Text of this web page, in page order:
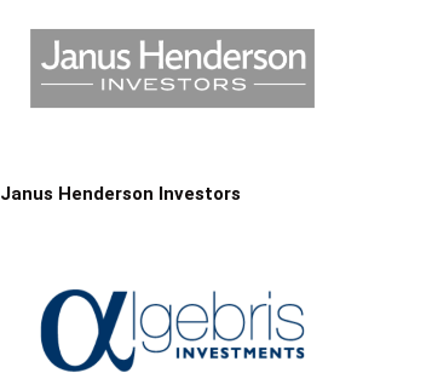
Janus Henderson Investors